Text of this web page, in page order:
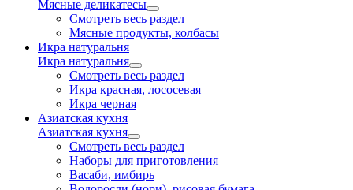
Мясные деликатесы
Смотреть весь раздел
Мясные продукты, колбасы
Икра натуральня
Икра натуральня
Смотреть весь раздел
Икра красная, лососевая
Икра черная
Азиатская кухня
Азиатская кухня
Смотреть весь раздел
Наборы для приготовления
Васаби, имбирь